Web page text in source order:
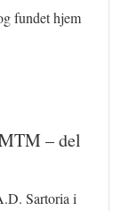
fundet hjem
– del
Sartoria i